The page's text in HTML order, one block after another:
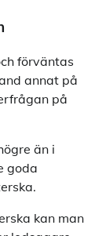
förväntas
annat på
på
än i
goda
kan man